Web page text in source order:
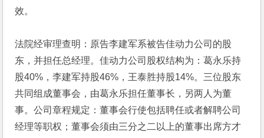
效。
法院经审理查明：原告李建军系被告佳动力公司的股
东，并担任总经理。佳动力公司股权结构为：葛永乐持
股40%，李建军持股46%，王泰胜持股14%。三位股东
共同组成董事会，由葛永乐担任董事长，另两人为董
事。公司章程规定：董事会行使包括聘任或者解聘公司
经理等职权；董事会须由三分之二以上的董事出席方才